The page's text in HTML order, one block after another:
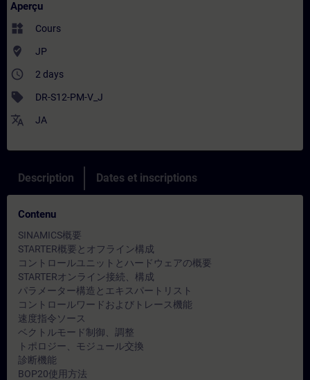
Aperçu
widgets Cours
where_to_vote JP
access_time 2 days
sell DR-S12-PM-V_J
translate JA
Description Dates et inscriptions
Contenu
SINAMICS概要
STARTER概要とオフライン構成
コントロールユニットとハードウェアの概要
STARTERオンライン接続、構成
パラメーター構造とエキスパートリスト
コントロールワードおよびトレース機能
速度指令ソース
ベクトルモード制御、調整
トポロジー、モジュール交換
診断機能
BOP20使用方法